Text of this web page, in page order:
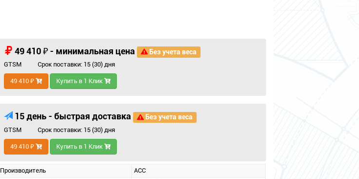
49 410 ₽ - минимальная цена Без учета веса
GTSM Срок поставки: 15 (30) дня
49 410 ₽ Купить в 1 Клик
15 день - быстрая доставка Без учета веса
GTSM Срок поставки: 15 (30) дня
49 410 ₽ Купить в 1 Клик
Производитель
ACC